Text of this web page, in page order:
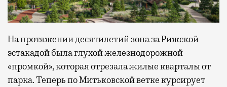
На протяжении десятилетий зона за Рижской
эстакадой была глухой железнодорожной
«промкой», которая отрезала жилые кварталы от
парка. Теперь по Митьковской ветке курсирует